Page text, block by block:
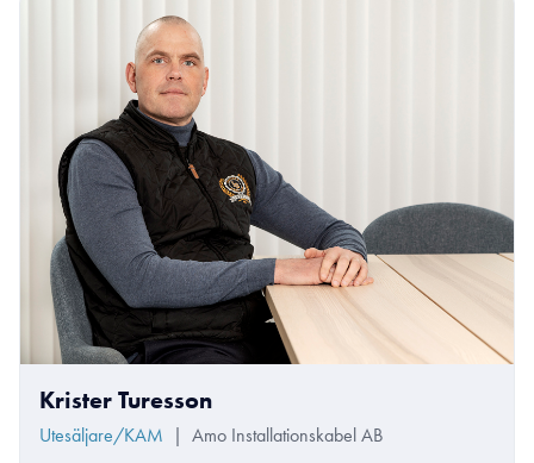
Krister Turesson
Utesäljare/KAM Amo Installationskabel AB